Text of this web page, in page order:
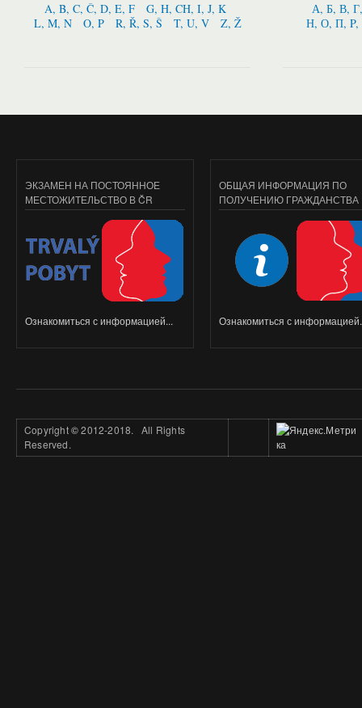
A, B, C, Č, D, E, F
G, H, CH, I, J, K
L, M, N
O, P R, Ř, S, Š T, U, V Z, Ž
А, Б, В,
Н, О, П,
ЭКЗАМЕН НА ПОСТОЯННОЕ
МЕСТОЖИТЕЛЬСТВО В ČR
Ознакомиться с информацией...
ОБЩАЯ ИНФОРМАЦИЯ ПО
ПОЛУЧЕНИЮ ГРАЖДАНСТВА
Ознакомиться с
Copyright©2012-2018. All Rights
Reserved.